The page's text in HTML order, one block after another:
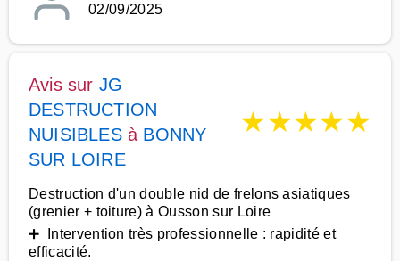
02/09/2025
Avis sur JG
DESTRUCTION
NUISIBLESà BONNY
SUR LOIRE
★★★★★
Destruction d'un double nid de frelons asiatiques
(grenier + toiture) à Ousson sur Loire
➕ Intervention très professionnelle : rapidité et
efficacité.